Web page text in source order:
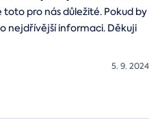
pro nás důležité. Pokud by
nejdřívější informaci. Děkuji
5. 9. 2024